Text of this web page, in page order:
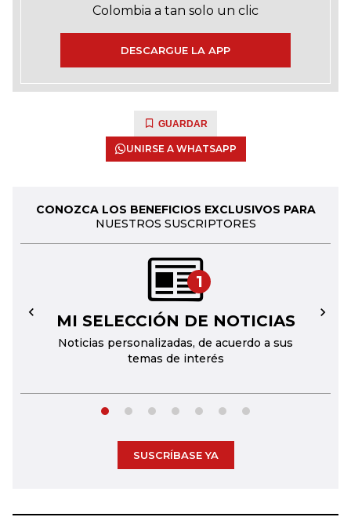
Colombia a tan solo un clic
DESCARGUE LA APP
GUARDAR
UNIRSE A WHATSAPP
CONOZCA LOS BENEFICIOS EXCLUSIVOS PARA
NUESTROS SUSCRIPTORES
1
MI SELECCIÓN DE NOTICIAS
Noticias personalizadas, de acuerdo a sus
temas de interés
← →
SUSCRÍBASE YA